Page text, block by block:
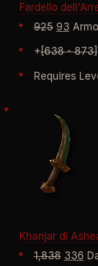
Fardello
925 93
+[638 - 873]
Requires
Khanjar di
1,838 336